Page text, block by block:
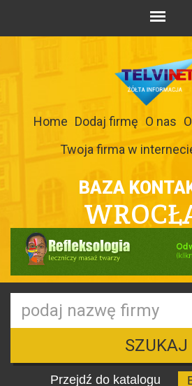
Home Dodaj firmę O nas
Twoja firma w
BAZA
SZUKAJ
Przejdź do katalogu